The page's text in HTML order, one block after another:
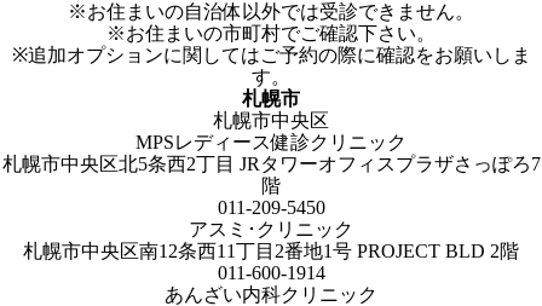
※お住まいの自治体以外では受診できません。
※お住まいの市町村でご確認下さい。
※追加オプションに関してはご予約の際に確認をお願いしま
す。
札幌市
札幌市中央区
MPSレディース健診クリニック
札幌市中央区北5条西2丁目 JRタワーオフィスプラザさっぽろ7
階
011-209-5450
アスミ･クリニック
札幌市中央区南12条西11丁目2番地1号 PROJECT BLD 2階
011-600-1914
あんざい内科クリニック